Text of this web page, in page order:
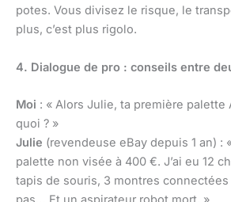
potes. Vous divisez le risque, le
plus, c’est plus rigolo.
4. Dialogue de pro : conseils entre
Moi : « Alors Julie, ta première palette
quoi ? »
Julie (revendeuse eBay depuis 1 an) :
palette non visée à 400 €. J’ai eu 12
tapis de souris, 3 montres connectées